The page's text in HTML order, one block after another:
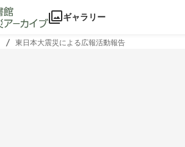
ギャラリー
東日本大震災による広報活動報告